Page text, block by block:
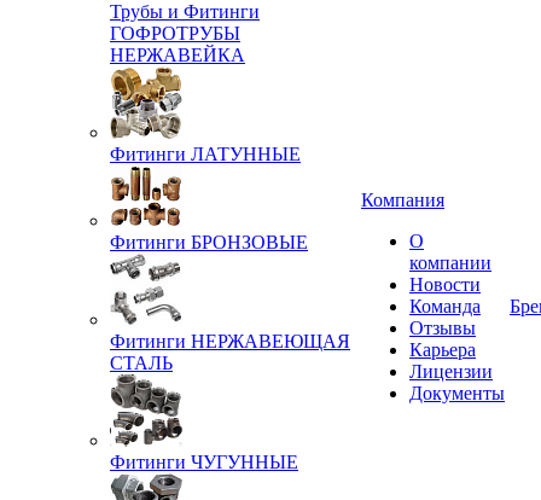
Трубы и Фитинги
ГОФРОТРУБЫ
НЕРЖАВЕЙКА
Фитинги ЛАТУННЫЕ
Фитинги БРОНЗОВЫЕ
Фитинги НЕРЖАВЕЮЩАЯ
СТАЛЬ
Фитинги ЧУГУННЫЕ
Компания
О
компании
Новости
Команда
Отзывы
Карьера
Лицензии
Документы